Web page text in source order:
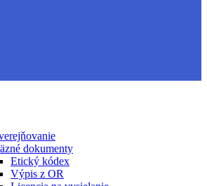
dokumenty
Etický kódex
Výpis z OR